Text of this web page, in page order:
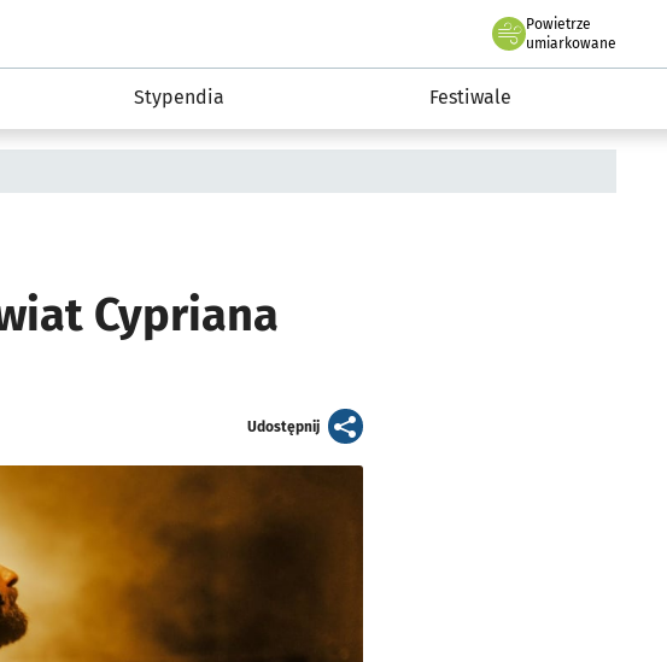
podserwis: Kultura
Powietrze
we Wrocławiu
umiarkowane
Stypendia Festiwale
Cypriana
Udostępnijartykuł